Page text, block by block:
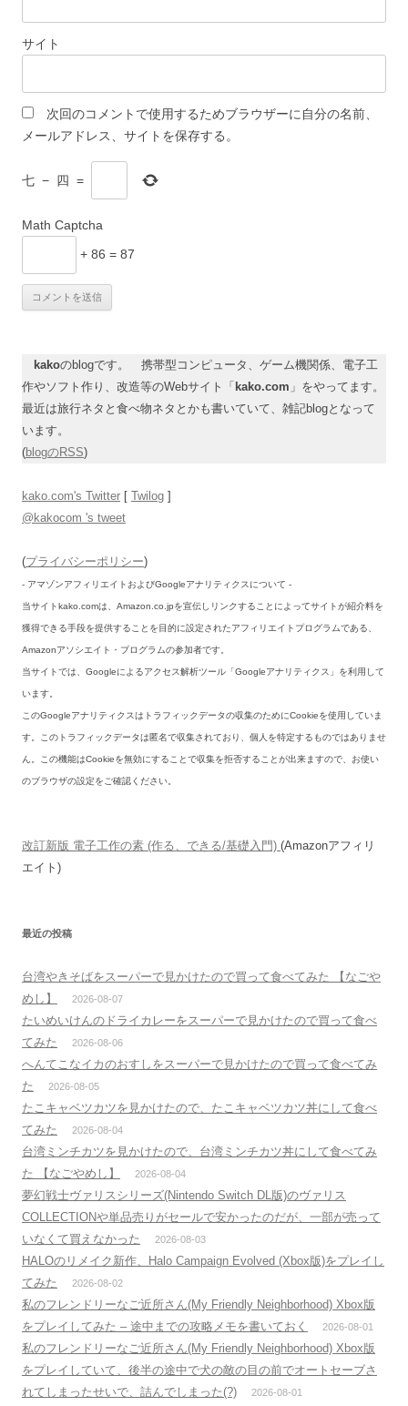
サイト
次回のコメントで使用するためブラウザーに自分の名前、
メールアドレス、サイトを保存する。
七 − 四 =
Math Captcha
+ 86 = 87
kakoのblogです。 携帯型コンピュータ、ゲーム機関係、電子工
作やソフト作り、改造等のWebサイト「 kako.com 」をやってます。
最近は旅行ネタと食べ物ネタとかも書いていて、雑記blogとなって
います。
(blogのRSS)
kako.com's Twitter [ Twilog ]
@kakocom 's tweet
(プライバシーポリシー)
- アマゾンアフィリエイトおよびGoogleアナリティクスについて -
当サイトkako.comは、Amazon.co.jpを宣伝しリンクすることによってサイトが紹介料を
獲得できる手段を提供することを目的に設定されたアフィリエイトプログラムである、
Amazonアソシエイト・プログラムの参加者です。
当サイトでは、Googleによるアクセス解析ツール「Googleアナリティクス」を利用して
います。
このGoogleアナリティクスはトラフィックデータの収集のためにCookieを使用していま
す。このトラフィックデータは匿名で収集されており、個人を特定するものではありませ
ん。この機能はCookieを無効にすることで収集を拒否することが出来ますので、お使い
のブラウザの設定をご確認ください。
改訂新版 電子工作の素 (作る、できる/基礎入門) (Amazonアフィリ
エイト)
最近の投稿
台湾やきそばをスーパーで見かけたので買って食べてみた 【なごや
めし】
2026-08-07
たいめいけんのドライカレーをスーパーで見かけたので買って食べ
てみた
2026-08-06
へんてこなイカのおすしをスーパーで見かけたので買って食べてみ
た
2026-08-05
たこキャベツカツを見かけたので、たこキャベツカツ丼にして食べ
てみた
2026-08-04
台湾ミンチカツを見かけたので、台湾ミンチカツ丼にして食べてみ
た 【なごやめし】
2026-08-04
夢幻戦士ヴァリスシリーズ(Nintendo Switch DL版)のヴァリス
COLLECTIONや単品売りがセールで安かったのだが、一部が売って
いなくて買えなかった
2026-08-03
HALOのリメイク新作、Halo Campaign Evolved (Xbox版)をプレイし
てみた
2026-08-02
私のフレンドリーなご近所さん(My Friendly Neighborhood) Xbox版
をプレイしてみた – 途中までの攻略メモを書いておく
2026-08-01
私のフレンドリーなご近所さん(My Friendly Neighborhood) Xbox版
をプレイしていて、後半の途中で犬の敵の目の前でオートセーブさ
れてしまったせいで、詰んでしまった(?)
2026-08-01